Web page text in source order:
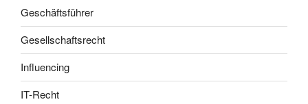
Geschäftsführer
Gesellschaftsrecht
Influencing
IT-Recht